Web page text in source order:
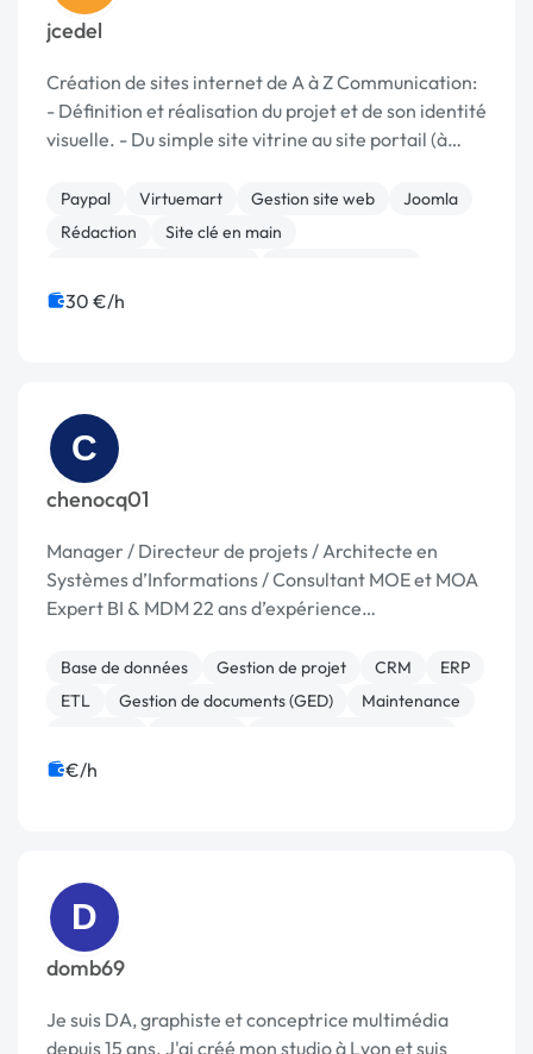
jcedel
Création de sites internet de A à Z Communication:
- Définition et réalisation du projet et de son identité
visuelle. - Du simple site vitrine au site portail (à
communication Applicat...
Paypal Virtuemart Gestion site web
Joomla
Rédaction
Site clé en main
Logo
30 €/h
C
chenocq01
Manager / Directeur de projets / Architecte en
Systèmes d’Informations / Consultant MOE et MOA
Expert BI & MDM 22 ans d’expérience
décisionnelle (BI) Chez : Bearingpoint, IBM, Valoris
Groupe, Sema Gro...
Base de données Gestion de projet CRM
ERP
ETL
Gestion de documents (GED)
Maintenance
€/h
D
domb69
Je suis DA, graphiste et conceptrice multimédia
depuis 15 ans. J'ai créé mon studio à Lyon et suis